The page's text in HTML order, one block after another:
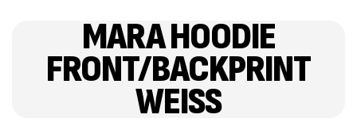
MARA HOODIE
FRONT/BACKPRINT
WEISS